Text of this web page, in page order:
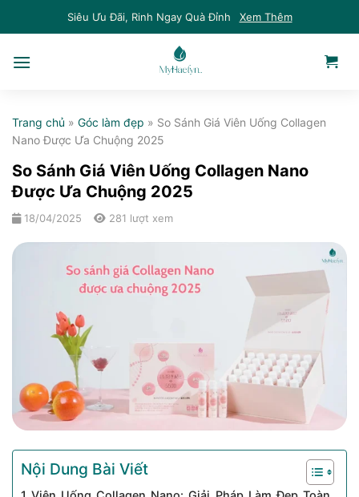
Siêu Ưu Đãi, Rinh Ngay Quà Đỉnh Xem Thêm
Trang chủ » Góc làm đẹp » So Sánh Giá Viên Uống Collagen
Nano Được Ưa Chuộng 2025
So Sánh Giá Viên Uống Collagen Nano
Được Ưa Chuộng 2025
18/04/2025 281 lượt xem
Nội Dung Bài Viết